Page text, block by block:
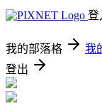
登
我的部落格 我
登出